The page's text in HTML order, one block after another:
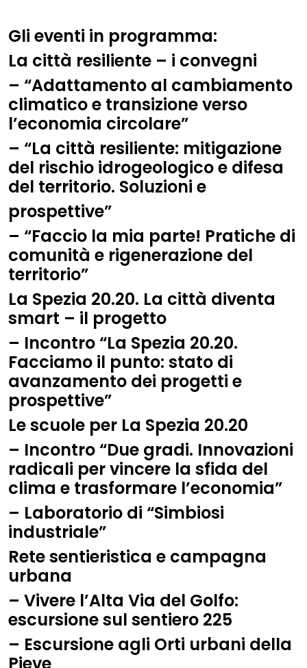
Gli eventi in programma:
La città resiliente – i convegni
– “Adattamento al cambiamento
climatico e transizione verso
l’economia circolare”
– “La città resiliente: mitigazione
del rischio idrogeologico e difesa
del territorio. Soluzioni e
prospettive”
– “Faccio la mia parte! Pratiche di
comunità e rigenerazione del
territorio”
La Spezia 20.20. La città diventa
smart – il progetto
– Incontro “La Spezia 20.20.
Facciamo il punto: stato di
avanzamento dei progetti e
prospettive”
Le scuole per La Spezia 20.20
– Incontro “Due gradi. Innovazioni
radicali per vincere la sfida del
clima e trasformare l’economia”
– Laboratorio di “Simbiosi
industriale”
Rete sentieristica e campagna
urbana
– Vivere l’Alta Via del Golfo:
escursione sul sentiero 225
– Escursione agli Orti urbani della